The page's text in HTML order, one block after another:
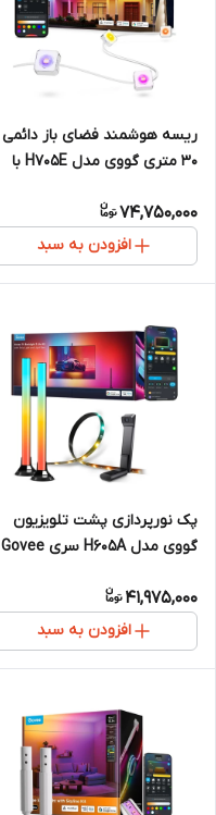
ریسه هوشمند فضای باز دائمی
۳۰ متری گووی مدل H705E با
هوشمند
74,750,000
افزودن به سبد
پک نورپردازی پشت تلویزیون
گووی مدل H605A سری Govee
تلویزیون های 55 تا۶۵ اینچ
41,975,000
افزودن به سبد